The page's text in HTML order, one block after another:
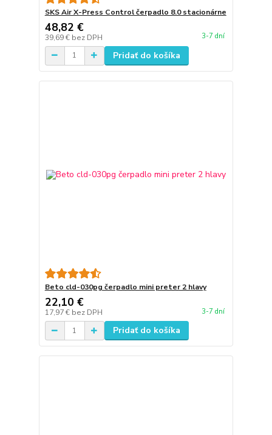
SKS Air X-Press Control čerpadlo 8.0 stacionárne
48,82 €
39,69 € bez DPH 3-7 dní
Pridať do košíka
Beto cld-030pg čerpadlo mini preter 2 hlavy
22,10 €
17,97 € bez DPH 3-7 dní
Pridať do košíka